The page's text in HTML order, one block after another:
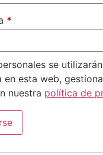
*
se
en esta web,
nuestra política de